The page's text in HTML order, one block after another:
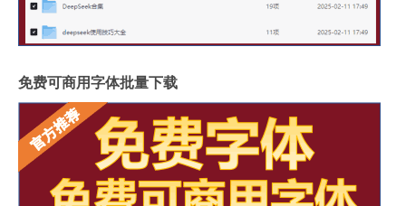
免费可商用字体批量下载